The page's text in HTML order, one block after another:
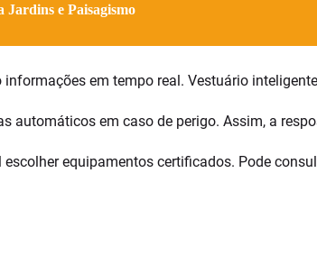
Jardins e Paisagismo
em tempo real. Vestuário
automáticos em caso de perigo. Assim, a
equipamentos certificados. Pode